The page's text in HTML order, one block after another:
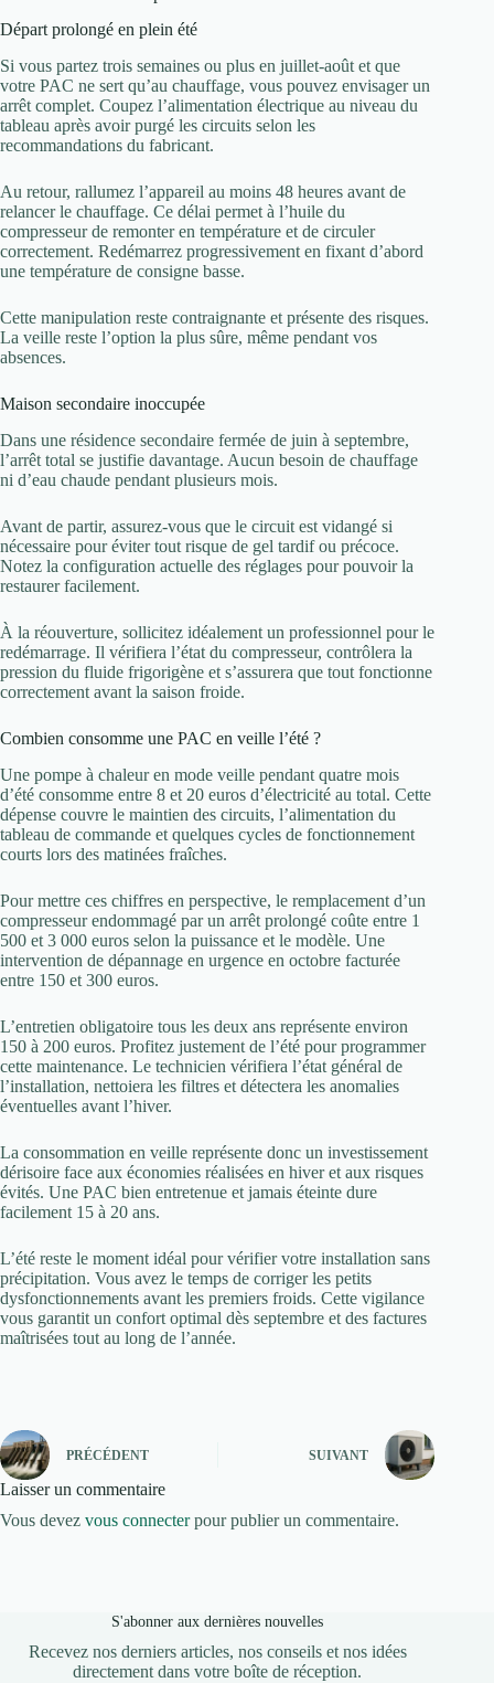
Départ prolongé en plein été
Si vous partez trois semaines ou plus en juillet-août et que
votre PAC ne sert qu’au chauffage, vous pouvez envisager un
arrêt complet. Coupez l’alimentation électrique au niveau du
tableau après avoir purgé les circuits selon les
recommandations du fabricant.
Au retour, rallumez l’appareil au moins 48 heures avant de
relancer le chauffage. Ce délai permet à l’huile du
compresseur de remonter en température et de circuler
correctement. Redémarrez progressivement en fixant d’abord
une température de consigne basse.
Cette manipulation reste contraignante et présente des risques.
La veille reste l’option la plus sûre, même pendant vos
absences.
Maison secondaire inoccupée
Dans une résidence secondaire fermée de juin à septembre,
l’arrêt total se justifie davantage. Aucun besoin de chauffage
ni d’eau chaude pendant plusieurs mois.
Avant de partir, assurez-vous que le circuit est vidangé si
nécessaire pour éviter tout risque de gel tardif ou précoce.
Notez la configuration actuelle des réglages pour pouvoir la
restaurer facilement.
À la réouverture, sollicitez idéalement un professionnel pour le
redémarrage. Il vérifiera l’état du compresseur, contrôlera la
pression du fluide frigorigène et s’assurera que tout fonctionne
correctement avant la saison froide.
Combien consomme une PAC en veille l’été ?
Une pompe à chaleur en mode veille pendant quatre mois
d’été consomme entre 8 et 20 euros d’électricité au total. Cette
dépense couvre le maintien des circuits, l’alimentation du
tableau de commande et quelques cycles de fonctionnement
courts lors des matinées fraîches.
Pour mettre ces chiffres en perspective, le remplacement d’un
compresseur endommagé par un arrêt prolongé coûte entre 1
500 et 3 000 euros selon la puissance et le modèle. Une
intervention de dépannage en urgence en octobre facturée
entre 150 et 300 euros.
L’entretien obligatoire tous les deux ans représente environ
150 à 200 euros. Profitez justement de l’été pour programmer
cette maintenance. Le technicien vérifiera l’état général de
l’installation, nettoiera les filtres et détectera les anomalies
éventuelles avant l’hiver.
La consommation en veille représente donc un investissement
dérisoire face aux économies réalisées en hiver et aux risques
évités. Une PAC bien entretenue et jamais éteinte dure
facilement 15 à 20 ans.
L’été reste le moment idéal pour vérifier votre installation sans
précipitation. Vous avez le temps de corriger les petits
dysfonctionnements avant les premiers froids. Cette vigilance
vous garantit un confort optimal dès septembre et des factures
maîtrisées tout au long de l’année.
PRÉCÉDENT SUIVANT
Laisser un commentaire
Vous devez vous connecterpour publier un commentaire.
S'abonner aux dernières nouvelles
Recevez nos derniers articles, nos conseils et nos idées
directement dans votre boîte de réception.